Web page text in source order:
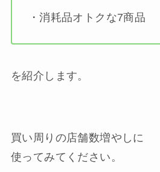
・消耗品オトクな7商品
を紹介します。
買い周りの店舗数増やしに
使ってみてください。